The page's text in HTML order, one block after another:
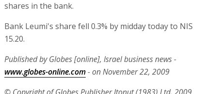
shares in the bank.
Bank Leumi's share fell 0.3% by midday today to NIS
15.20.
Published by Globes [online], Israel business news -
www.globes-online.com- on November 22, 2009